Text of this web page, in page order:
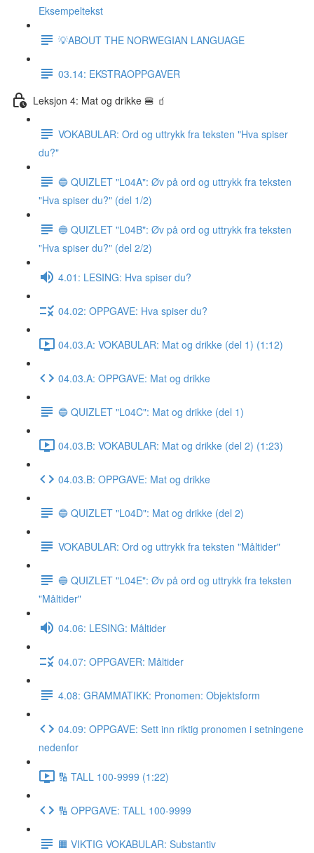
Eksempeltekst
💡ABOUT THE NORWEGIAN LANGUAGE
03.14: EKSTRAOPPGAVER
Leksjon 4: Mat og drikke 🍔 🧃
VOKABULAR: Ord og uttrykk fra teksten "Hva spiser
du?"
🔵 QUIZLET "L04A": Øv på ord og uttrykk fra teksten
"Hva spiser du?" (del 1/2)
🔵 QUIZLET "L04B": Øv på ord og uttrykk fra teksten
"Hva spiser du?" (del 2/2)
4.01: LESING: Hva spiser du?
04.02: OPPGAVE: Hva spiser du?
04.03.A: VOKABULAR: Mat og drikke (del 1) (1:12)
04.03.A: OPPGAVE: Mat og drikke
🔵 QUIZLET "L04C": Mat og drikke (del 1)
04.03.B: VOKABULAR: Mat og drikke (del 2) (1:23)
04.03.B: OPPGAVE: Mat og drikke
🔵 QUIZLET "L04D": Mat og drikke (del 2)
VOKABULAR: Ord og uttrykk fra teksten "Måltider"
🔵 QUIZLET "L04E": Øv på ord og uttrykk fra teksten
"Måltider"
04.06: LESING: Måltider
04.07: OPPGAVER: Måltider
4.08: GRAMMATIKK: Pronomen: Objektsform
04.09: OPPGAVE: Sett inn riktig pronomen i setningene
nedenfor
🔢 TALL 100-9999 (1:22)
🔢 OPPGAVE: TALL 100-9999
🟧 VIKTIG VOKABULAR: Substantiv